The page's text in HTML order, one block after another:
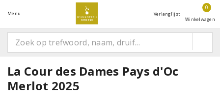
Menu Verlanglijst
0
Winkelwagen
La Cour des Dames Pays d'Oc
Merlot 2025